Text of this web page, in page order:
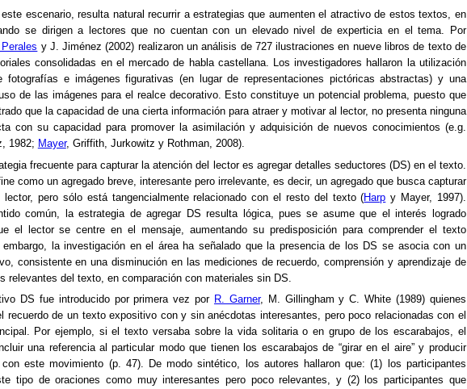
este escenario, resulta natural recurrir a estrategias que aumenten el atractivo de estos textos, en
se dirigen a lectores que no cuentan con un elevado nivel de experticia en el tema. Por
y J. Jiménez (2002) realizaron un análisis de 727 ilustraciones en nueve libros de texto de
consolidadas en el mercado de habla castellana. Los investigadores hallaron la utilización
fotografías e imágenes figurativas (en lugar de representaciones pictóricas abstractas) y una
de las imágenes para el realce decorativo. Esto constituye un potencial problema, puesto que
que la capacidad de una cierta información para atraer y motivar al lector, no presenta ninguna
con su capacidad para promover la asimilación y adquisición de nuevos conocimientos (e.g.
1982; Mayer, Griffith, Jurkowitz y Rothman, 2008).
frecuente para capturar la atención del lector es agregar detalles seductores (DS) en el texto.
como un agregado breve, interesante pero irrelevante, es decir, un agregado que busca capturar
lector, pero sólo está tangencialmente relacionado con el resto del texto (Harp y Mayer, 1997).
común, la estrategia de agregar DS resulta lógica, pues se asume que el interés logrado
el lector se centre en el mensaje, aumentando su predisposición para comprender el texto
la investigación en el área ha señalado que la presencia de los DS se asocia con un
consistente en una disminución en las mediciones de recuerdo, comprensión y aprendizaje de
relevantes del texto, en comparación con materiales sin DS.
DS fue introducido por primera vez por R. Garner, M. Gillingham y C. White (1989) quienes
recuerdo de un texto expositivo con y sin anécdotas interesantes, pero poco relacionadas con el
Por ejemplo, si el texto versaba sobre la vida solitaria o en grupo de los escarabajos, el
una referencia al particular modo que tienen los escarabajos de “girar en el aire” y producir
con este movimiento (p. 47). De modo sintético, los autores hallaron que: (1) los participantes
tipo de oraciones como muy interesantes pero poco relevantes, y (2) los participantes que